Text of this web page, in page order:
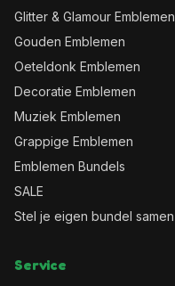
Glitter & Glamour Emblemen
Gouden Emblemen
Oeteldonk Emblemen
Decoratie Emblemen
Muziek Emblemen
Grappige Emblemen
Emblemen Bundels
SALE
Stel je eigen bundel samen
Service